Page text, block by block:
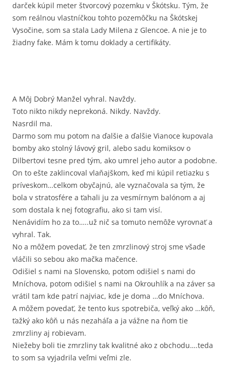
darček kúpil meter štvorcový pozemku v Škótsku. Tým, že
som reálnou vlastníčkou tohto pozemôčku na Škótskej
Vysočine, som sa stala Lady Milena z Glencoe. A nie je to
žiadny fake. Mám k tomu doklady a certifikáty.
A Môj Dobrý Manžel vyhral. Navždy.
Toto nikto nikdy neprekoná. Nikdy. Navždy.
Nasrdil ma.
Darmo som mu potom na ďalšie a ďalšie Vianoce kupovala
bomby ako stolný lávový gril, alebo sadu komiksov o
Dilbertovi tesne pred tým, ako umrel jeho autor a podobne.
On to ešte zaklincoval vlaňajškom, keď mi kúpil retiazku s
príveskom…celkom obyčajnú, ale vyznačovala sa tým, že
bola v stratosfére a ťahali ju za vesmírnym balónom a aj
som dostala k nej fotografiu, ako si tam visí.
Nenávidím ho za to…..už nič sa tomuto nemôže vyrovnať a
vyhral. Tak.
No a môžem povedať, že ten zmrzlinový stroj sme všade
vláčili so sebou ako mačka mačence.
Odišiel s nami na Slovensko, potom odišiel s nami do
Mníchova, potom odišiel s nami na Okrouhlík a na záver sa
vrátil tam kde patrí najviac, kde je doma …do Mníchova.
A môžem povedať, že tento kus spotrebiča, veľký ako …kôň,
ťažký ako kôň u nás nezaháľa a ja vážne na ňom tie
zmrzliny aj robievam.
Niežeby boli tie zmrzliny tak kvalitné ako z obchodu….teda
to som sa vyjadrila veľmi veľmi zle.